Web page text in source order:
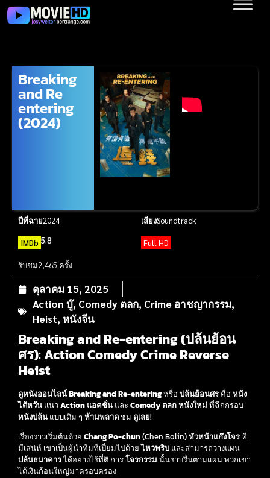
Breaking
and Re
entering
(2024)
ปีที่ฉาย2024 เสียงSoundtrack
IMDb 5.8 Full HD
รับชม2,465 ครั้ง
ตุลาคม 15, 2025
Action บู๊, Comedy ตลก, Crime อาชญากรรม,
Heist, หนังจีน
Breaking and Re-entering (ปล้นย้อน
ศร):ActionComedyCrimeReverse
Heist
ดูหนังออนไลน์Breaking and Re-enteringหรือ ปล้นย้อนศร คือ หนัง
ไต้หวัน แนวAction แอคชั่น และ Comedy ตลกหนังใหม่ที่ฉีกกรอบ
หนังปล้น แบบเดิม ๆ ห้ามพลาดชม ดูเลย!
เรื่องราวเริ่มต้นด้วย Chang Po-chun(Chen Bolin)หัวหน้าแก๊งโจรที่
มีเสน่ห์ เขาเป็นผู้นำทีมที่เปี่ยมไปด้วยไหวพริบ และสามารถวางแผน
ปล้นธนาคารได้อย่างไร้ที่ติ การโจรกรรม นั้นราบรื่นตามแผน พวกเขา
ได้เงินก้อนใหญ่มาครอบครอง